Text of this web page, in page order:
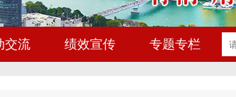
交流 绩效宣传 专题专栏